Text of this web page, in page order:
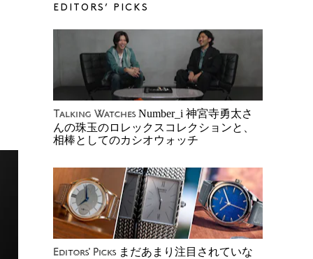
EDITORS’ PICKS
Talking Watches Number_i 神宮寺勇太さ
んの珠玉のロレックスコレクションと、
相棒としてのカシオウォッチ
Editors' Picks まだあまり注目されていな